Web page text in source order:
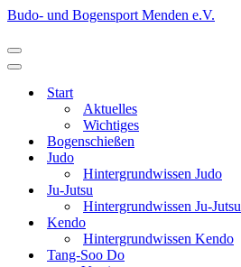
Budo- und Bogensport Menden e.V.
Navigationsmenü
Navigationsmenü
Start
Aktuelles
Wichtiges
Bogenschießen
Judo
Hintergrundwissen Judo
Ju-Jutsu
Hintergrundwissen Ju-Jutsu
Kendo
Hintergrundwissen Kendo
Tang-Soo Do